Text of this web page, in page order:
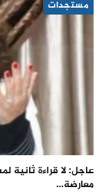
مستجدات
عاجل: لا قراءة ثانية
معارضة…